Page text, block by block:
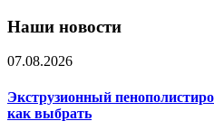
Наши новости
07.08.2026
Экструзионный
как выбрать